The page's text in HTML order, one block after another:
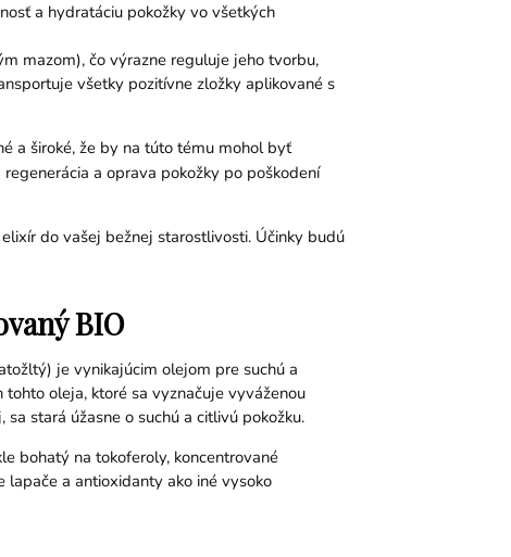
a hydratáciu pokožky vo všetkých
mazom), čo výrazne reguluje jeho tvorbu,
všetky pozitívne zložky aplikované s
a široké, že by na túto tému mohol byť
a oprava pokožky po poškodení
do vašej bežnej starostlivosti. Účinky budú
BIO
je vynikajúcim olejom pre suchú a
oleja, ktoré sa vyznačuje vyváženou
stará úžasne o suchú a citlivú pokožku.
bohatý na tokoferoly, koncentrované
lapače a antioxidanty ako iné vysoko